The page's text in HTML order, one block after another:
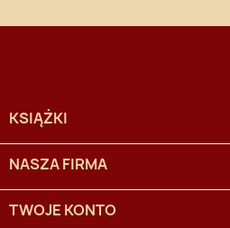
KSIĄŻKI
NASZA FIRMA
TWOJE KONTO